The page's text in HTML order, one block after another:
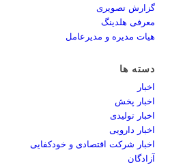
گزارش تصویری
معرفی هلدینگ
هیات مدیره و مدیرعامل
دسته ها
اخبار
اخبار پخش
اخبار تولیدی
اخبار دارویی
اخبار شرکت اقتصادی و خودکفایی
آزادگان